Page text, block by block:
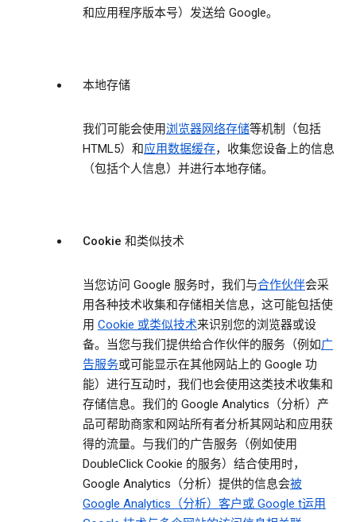
和应用程序版本号）发送给 Google。
本地存储
我们可能会使用浏览器网络存储等机制（包括
HTML5）和应用数据缓存，收集您设备上的信息
（包括个人信息）并进行本地存储。
Cookie 和类似技术
当您访问 Google 服务时，我们与合作伙伴会采
用各种技术收集和存储相关信息，这可能包括使
用 Cookie 或类似技术来识别您的浏览器或设
备。当您与我们提供给合作伙伴的服务（例如广
告服务或可能显示在其他网站上的 Google 功
能）进行互动时，我们也会使用这类技术收集和
存储信息。我们的 Google Analytics（分析）产
品可帮助商家和网站所有者分析其网站和应用获
得的流量。与我们的广告服务（例如使用
DoubleClick Cookie 的服务）结合使用时，
Google Analytics（分析）提供的信息会被
Google Analytics（分析）客户或 Google t运用